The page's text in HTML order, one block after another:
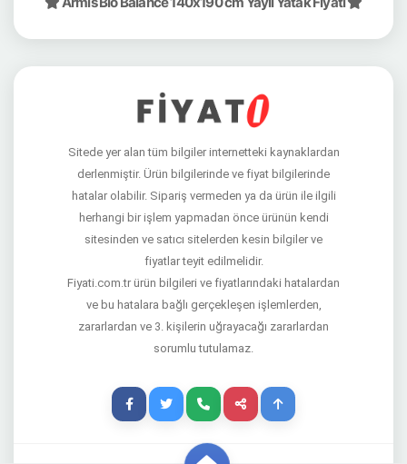
Sitede yer alan tüm bilgiler internetteki kaynaklardan
derlenmiştir. Ürün bilgilerinde ve fiyat bilgilerinde
hatalar olabilir. Sipariş vermeden ya da ürün ile ilgili
herhangi bir işlem yapmadan önce ürünün kendi
sitesinden ve satıcı sitelerden kesin bilgiler ve
fiyatlar teyit edilmelidir.
Fiyati.com.tr ürün bilgileri ve fiyatlarındaki hatalardan
ve bu hatalara bağlı gerçekleşen işlemlerden,
zararlardan ve 3. kişilerin uğrayacağı zararlardan
sorumlu tutulamaz.